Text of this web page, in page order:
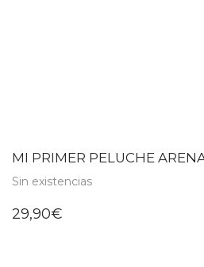
MI PRIMER PELUCHE
Sin existencias
29,90€